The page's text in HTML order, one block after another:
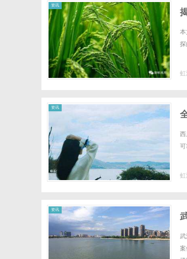
资讯
虹
资讯
虹
资讯